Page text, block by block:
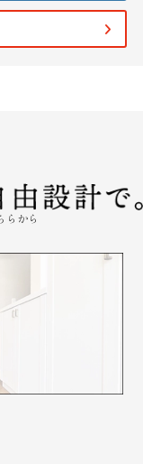
らから